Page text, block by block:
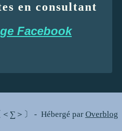
en consultant
Facebook
∑＞〕 - Hébergé par Overblog